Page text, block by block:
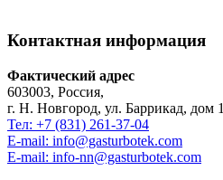
Контактная информация
Фактический адрес
603003, Россия,
г. Н. Новгород, ул. Баррикад, дом 1
Тел: +7 (831) 261-37-04
E-mail: info@gasturbotek.com
E-mail: info-nn@gasturbotek.com